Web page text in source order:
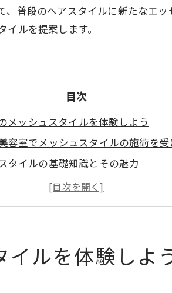
普段のヘアスタイルに新たなエ
ルを提案します。
目次
メッシュスタイルを体験しよう
容室でメッシュスタイルの施術を
タイルの基礎知識とその魅力
シュスタイルのバリエーション
すすめのメッシュスタイルランキ
ッシュスタイルを取り入れる際の注
ルで群馬県のトレンドを先取り
ルを体験しよ